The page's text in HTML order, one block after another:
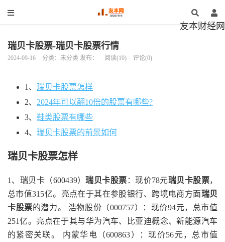
友本财经网
瑞贝卡股票-瑞贝卡股票行情
2024-09-16 分类：未分类 发布： 阅读(10) 评论(0)
1、 瑞贝卡股票怎样
2、 2024年可以翻10倍的股票有哪些?
3、 鞋类股票有哪些
4、 瑞贝卡股票的前景如何
瑞贝卡股票怎样
1、瑞贝卡（600439）瑞贝卡股票 ：现价78元瑞贝卡股票，
总市值315亿。亮点在于其在参股银行、跨境电商方面瑞贝
卡股票的潜力。 浩物股份（000757）：现价94元，总市值
251亿。亮点在于其与华为汽车、比亚迪概念、新能源汽车
的紧密关联。 内蒙华电（600863）：现价56元，总市值